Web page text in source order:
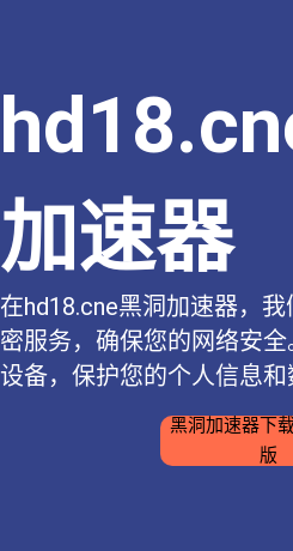
加速器
在hd18.cne黑洞加速器，
密服务，确保您的网络安
设备，保护您的个人信息和
黑洞加速器下
版